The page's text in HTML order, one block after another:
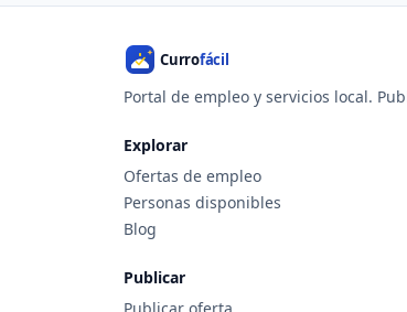
Portal de empleo y servicios local.
Explorar
Ofertas de empleo
Personas disponibles
Blog
Publicar